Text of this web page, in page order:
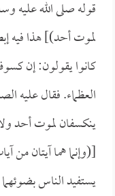
قوله صلى الله عليه
لموت أحد)] هذا فيه
كانوا يقولون: إن
العظماء. فقال عليه
ينكسفان لموت أحد
[(وإنما هما آيتان من
يستفيد الناس